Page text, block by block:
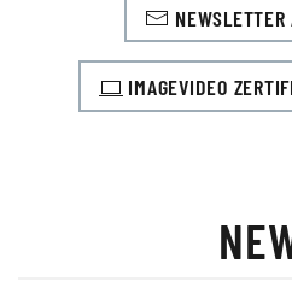
NEWSLETTER
IMAGEVIDEO